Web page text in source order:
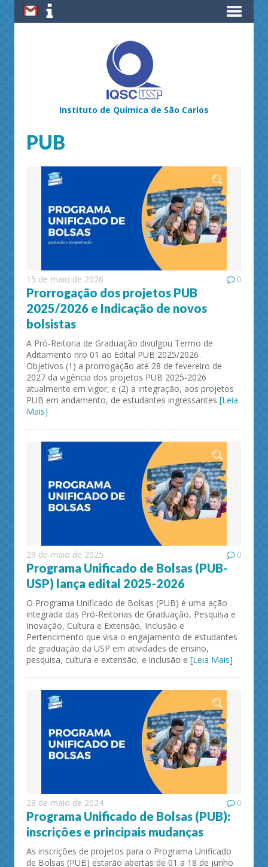
Instituto de Química de São Carlos
PUB
15 de maio de 2026 0
Prorrogação dos projetos PUB
2025/2026 e Indicação de novos
bolsistas
A Pró-Reitoria de Graduação divulgou Termo de
Aditamento nro 01 ao Edital PUB 2025/2026 .
Objetivos (1) a prorrogação até 28 de fevereiro de
2027 da vigência dos projetos PUB 2025-2026
atualmente em vigor; e (2) a integração, aos projetos
PUB em andamento, de estudantes ingressantes [Leia
Mais]
29 de maio de 2025 0
Programa Unificado de Bolsas (PUB-
USP) lança edital 2025-2026
O Programa Unificado de Bolsas (PUB) é uma ação
integrada das Pró-Reitorias de Graduação, Pesquisa e
Inovação, Cultura e Extensão, Inclusão e
Pertencimento que visa o engajamento de estudantes
de graduação da USP em atividades de ensino,
pesquisa, cultura e extensão, e inclusão e [Leia Mais]
28 de maio de 2024 0
Programa Unificado de Bolsas (PUB):
inscrições e principais mudanças
As inscrições de projetos para o Programa Unificado
de Bolsas (PUB) estarão abertas de 01 a 18 de junho